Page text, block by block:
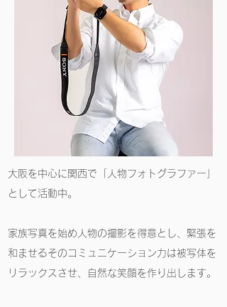
大阪を中心に関西で「人物フォトグラファー」
として活動中。
家族写真を始め人物の撮影を得意とし、緊張を
和ませるそのコミュニケーション力は被写体を
リラックスさせ、自然な笑顔を作り出します。